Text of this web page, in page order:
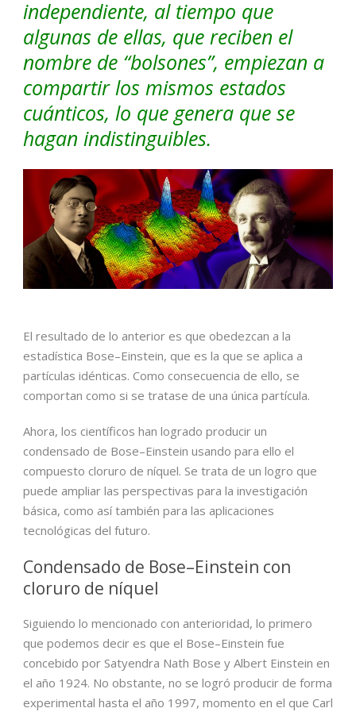
independiente, al tiempo que
algunas de ellas, que reciben el
nombre de “bolsones”, empiezan a
compartir los mismos estados
cuánticos, lo que genera que se
hagan indistinguibles.
El resultado de lo anterior es que obedezcan a la
estadística Bose–Einstein, que es la que se aplica a
partículas idénticas. Como consecuencia de ello, se
comportan como si se tratase de una única partícula.
Ahora, los científicos han logrado producir un
condensado de Bose–Einstein usando para ello el
compuesto cloruro de níquel. Se trata de un logro que
puede ampliar las perspectivas para la investigación
básica, como así también para las aplicaciones
tecnológicas del futuro.
Condensado de Bose–Einstein con
cloruro de níquel
Siguiendo lo mencionado con anterioridad, lo primero
que podemos decir es que el Bose–Einstein fue
concebido por Satyendra Nath Bose y Albert Einstein en
el año 1924. No obstante, no se logró producir de forma
experimental hasta el año 1997, momento en el que Carl